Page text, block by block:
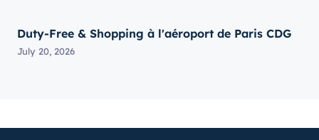
Duty-Free & Shopping à l'aéroport de Paris CDG
July 20, 2026